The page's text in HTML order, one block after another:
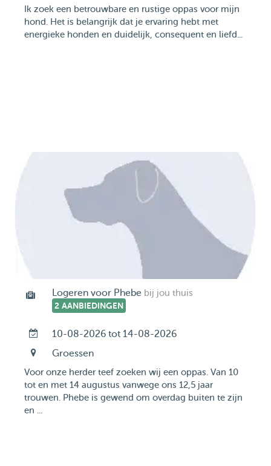
Ik zoek een betrouwbare en rustige oppas voor mijn
hond. Het is belangrijk dat je ervaring hebt met
energieke honden en duidelijk, consequent en liefd...
Logeren voor Phebe bij jou thuis
2 AANBIEDINGEN
10-08-2026 tot 14-08-2026
Groessen
Voor onze herder teef zoeken wij een oppas. Van 10
tot en met 14 augustus vanwege ons 12,5 jaar
trouwen. Phebe is gewend om overdag buiten te zijn
en ...